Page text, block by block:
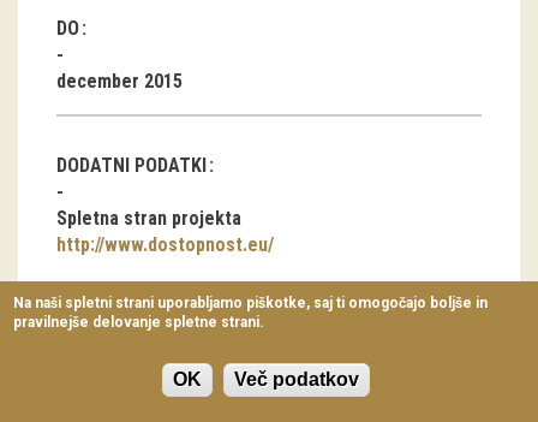
Arhiv razstav
dogodki
Koledar dogodkov
Prireditve
Predavanja
Delavnice
Vodeni ogledi
DO
december 2015
DODATNI PODATKI
Spletna stran projekta
http://www.dostopnost.eu/
Dostopnost do
Na naši spletni strani uporabljamo piškotke, saj ti omogočajo boljše in
pravilnejše delovanje spletne strani.
OK Več podatkov